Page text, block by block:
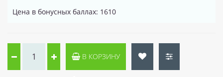
Цена в бонусных баллах: 1610
В КОРЗИНУ